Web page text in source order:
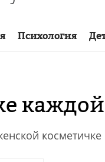
Психология
косметичке